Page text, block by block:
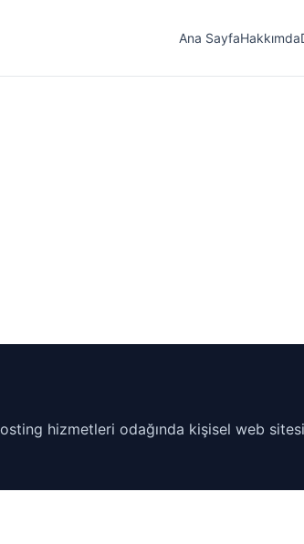
Ana SayfaHakkımda
hizmetleri odağında kişisel web